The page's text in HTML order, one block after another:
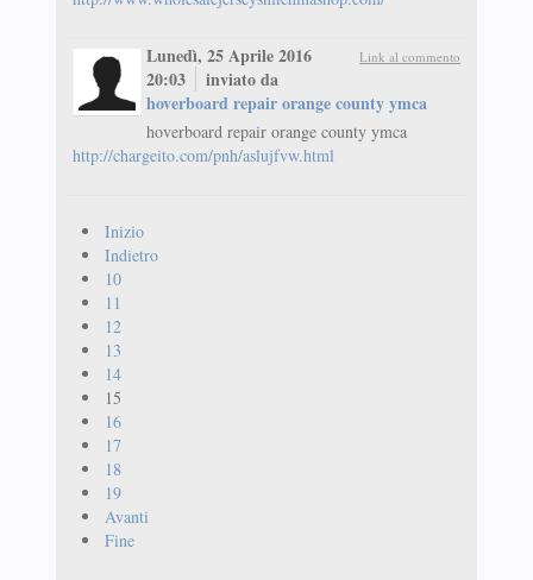
Link al commento
Lunedì, 25 Aprile 2016
20:03
inviato da
hoverboard repair orange county ymca
hoverboard repair orange county ymca
http://chargeito.com/pnh/aslujfvw.html
Inizio
Indietro
10
11
12
13
14
15
16
17
18
19
Avanti
Fine